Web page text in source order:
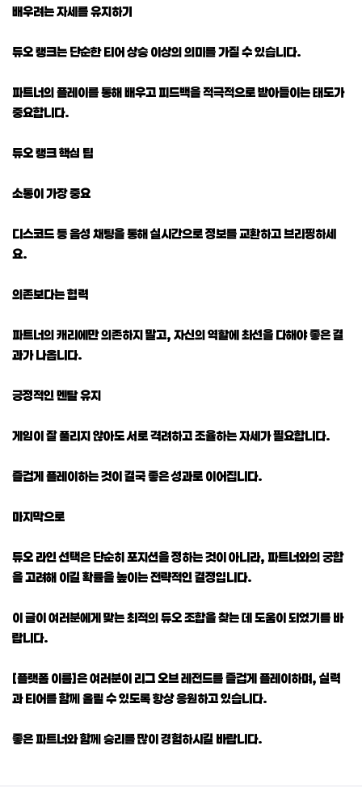
배우려는 자세를 유지하기
듀오 랭크는 단순한 티어 상승 이상의 의미를 가질 수 있습니다.
파트너의 플레이를 통해 배우고 피드백을 적극적으로 받아들이는 태도가
중요합니다.
듀오 랭크 핵심 팁
소통이 가장 중요
디스코드 등 음성 채팅을 통해 실시간으로 정보를 교환하고 브리핑하세
요.
의존보다는 협력
파트너의 캐리에만 의존하지 말고, 자신의 역할에 최선을 다해야 좋은 결
과가 나옵니다.
긍정적인 멘탈 유지
게임이 잘 풀리지 않아도 서로 격려하고 조율하는 자세가 필요합니다.
즐겁게 플레이하는 것이 결국 좋은 성과로 이어집니다.
마지막으로
듀오 라인 선택은 단순히 포지션을 정하는 것이 아니라, 파트너와의 궁합
을 고려해 이길 확률을 높이는 전략적인 결정입니다.
이 글이 여러분에게 맞는 최적의 듀오 조합을 찾는 데 도움이 되었기를 바
랍니다.
[플랫폼 이름]은 여러분이 리그 오브 레전드를 즐겁게 플레이하며, 실력
과 티어를 함께 올릴 수 있도록 항상 응원하고 있습니다.
좋은 파트너와 함께 승리를 많이 경험하시길 바랍니다.